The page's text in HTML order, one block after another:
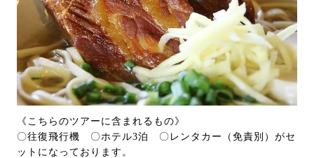
《こちらのツアーに含まれるもの》
〇往復飛行機 〇ホテル3泊 〇レンタカー（免責別）がセ
ットになっております。